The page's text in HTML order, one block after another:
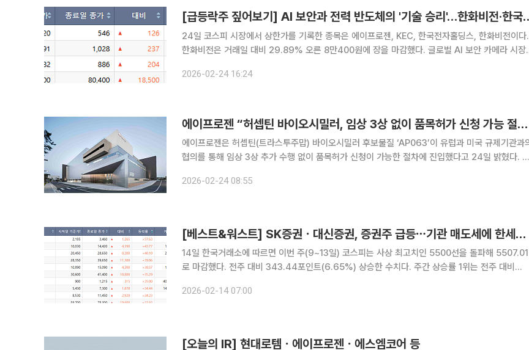
[급등락주 짚어보기] AI 보안과
24일 코스피 시장에서 상한가를 기록한 종목은 에이프로젠, KEC, 한국전자홀딩스, 한화비전이다.
한화비전은 거래일 대비 29.89% 오른 8만400원에 장을 마감했다. 글로벌 AI 보안 카메라 시장
다. 단순 보안을 넘어 AI 영상 분석 기술이 스마트 팩토
2026-02-24 16:24
에이프로젠 “허셉틴 바이오시밀러, 임상 3상 없이 품목허가 신청 가능 절차 진입”
에이프로젠은 허셉틴(트라스투주맙) 바이오시밀러 후보물질 ‘AP063’이 유럽과 미국 규제기관과
협의를 통해 임상 3상 추가 수행 없이 품목허가 신청이 가능한 절차에 진입했다고 24일 밝혔다. 이
2026-02-24 08:55
[베스트&워스트] SK증권ㆍ대신증권, 증권주 급등⋯기관 매도세에 한세실업↓
14일 한국거래소에 따르면 이번 주(9~13일) 코스피는 사상 최고치인 5500선을 돌파해 5507.01
로 마감했다. 전주 대비 343.44포인트(6.65%) 상승한 수치다. 주간 상승률 1위는 전주 대비
시황변동'에 따른 조회공시를 요구했다. 우진플라
2026-02-14 07:00
[오늘의 IR] 현대로템ㆍ에이프로젠ㆍ에스엠코어 등